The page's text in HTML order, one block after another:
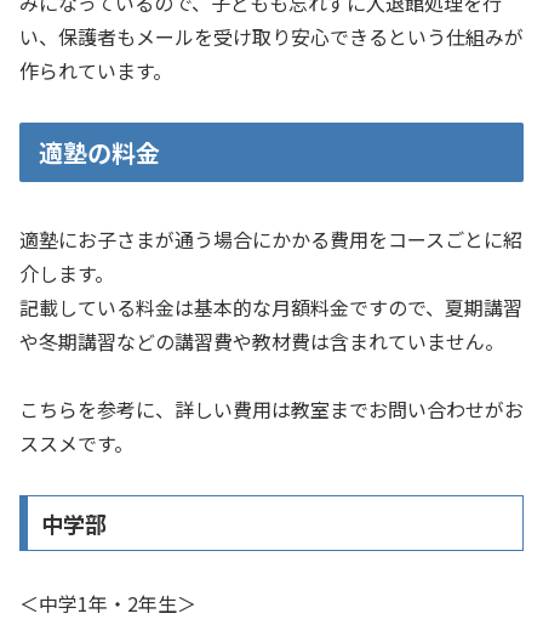
い、保護者もメールを受け取り安心できるという仕組みが
作られています。
適塾の料金
適塾にお子さまが通う場合にかかる費用をコースごとに紹
介します。
記載している料金は基本的な月額料金ですので、夏期講習
や冬期講習などの講習費や教材費は含まれていません。
こちらを参考に、詳しい費用は教室までお問い合わせがお
ススメです。
中学部
＜中学1年・2年生＞